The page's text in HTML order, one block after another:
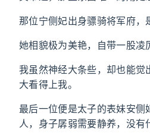
那位宁侧妃出身骠骑将军府，
她相貌极为美艳，自带一股凌
我虽然神经大条些，却也能觉
大看得上我。
最后一位便是太子的表妹安侧
人，身子孱弱需要静养，没有